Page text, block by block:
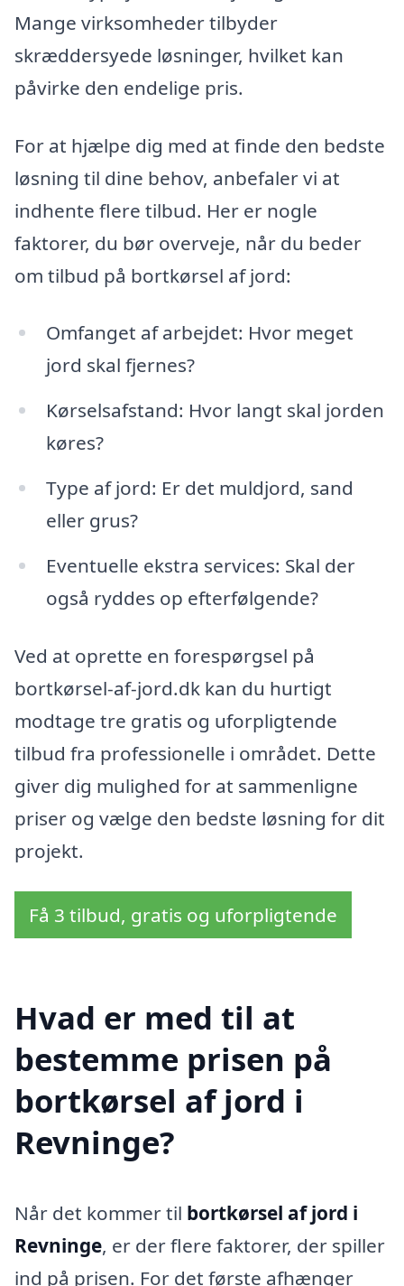
Mange virksomheder tilbyder
skræddersyede løsninger, hvilket kan
påvirke den endelige pris.
For at hjælpe dig med at finde den bedste
løsning til dine behov, anbefaler vi at
indhente flere tilbud. Her er nogle
faktorer, du bør overveje, når du beder
om tilbud på bortkørsel af jord:
Omfanget af arbejdet: Hvor meget
jord skal fjernes?
Kørselsafstand: Hvor langt skal jorden
køres?
Type af jord: Er det muldjord, sand
eller grus?
Eventuelle ekstra services: Skal der
også ryddes op efterfølgende?
Ved at oprette en forespørgsel på
bortkørsel-af-jord.dk kan du hurtigt
modtage tre gratis og uforpligtende
tilbud fra professionelle i området. Dette
giver dig mulighed for at sammenligne
priser og vælge den bedste løsning for dit
projekt.
Få 3 tilbud, gratis og uforpligtende
Hvad er med til at
bestemme prisen på
bortkørsel af jord i
Revninge?
Når det kommer til bortkørsel af jord i
Revninge, er der flere faktorer, der spiller
ind på prisen. For det første afhænger